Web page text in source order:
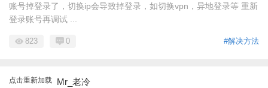
账号掉登录了，切换ip会导致掉登录，如切换vpn，异地登录等 重新
登录账号再调试 ...
#解决方法
823 0
点击重新加载 Mr_老冷